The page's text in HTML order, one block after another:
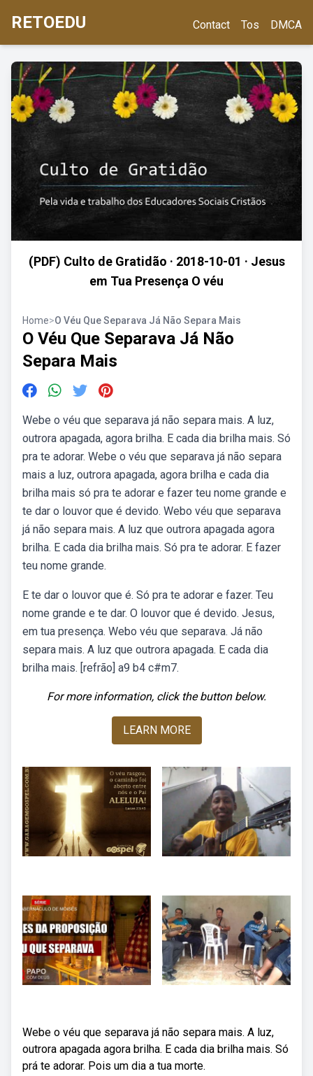
RETOEDU Contact Tos DMCA
(PDF) Culto de Gratidão · 2018-10-01 · Jesus
em Tua Presença O véu
Home>O Véu Que Separava Já Não Separa Mais
O Véu Que Separava Já Não
Separa Mais
Webe o véu que separava já não separa mais. A luz,
outrora apagada, agora brilha. E cada dia brilha mais. Só
pra te adorar. Webe o véu que separava já não separa
mais a luz, outrora apagada, agora brilha e cada dia
brilha mais só pra te adorar e fazer teu nome grande e
te dar o louvor que é devido. Webo véu que separava
já não separa mais. A luz que outrora apagada agora
brilha. E cada dia brilha mais. Só pra te adorar. E fazer
teu nome grande.
E te dar o louvor que é. Só pra te adorar e fazer. Teu
nome grande e te dar. O louvor que é devido. Jesus,
em tua presença. Webo véu que separava. Já não
separa mais. A luz que outrora apagada. E cada dia
brilha mais. [refrão] a9 b4 c#m7.
For more information, click the button below.
LEARN MORE
Webe o véu que separava já não separa mais. A luz,
outrora apagada agora brilha. E cada dia brilha mais. Só
prá te adorar. Pois um dia a tua morte.